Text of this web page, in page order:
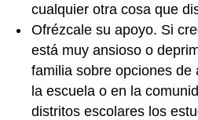
cualquier otra cosa que
Ofrézcale su apoyo. Si
está muy ansioso o
familia sobre opciones de
la escuela o en la
distritos escolares los